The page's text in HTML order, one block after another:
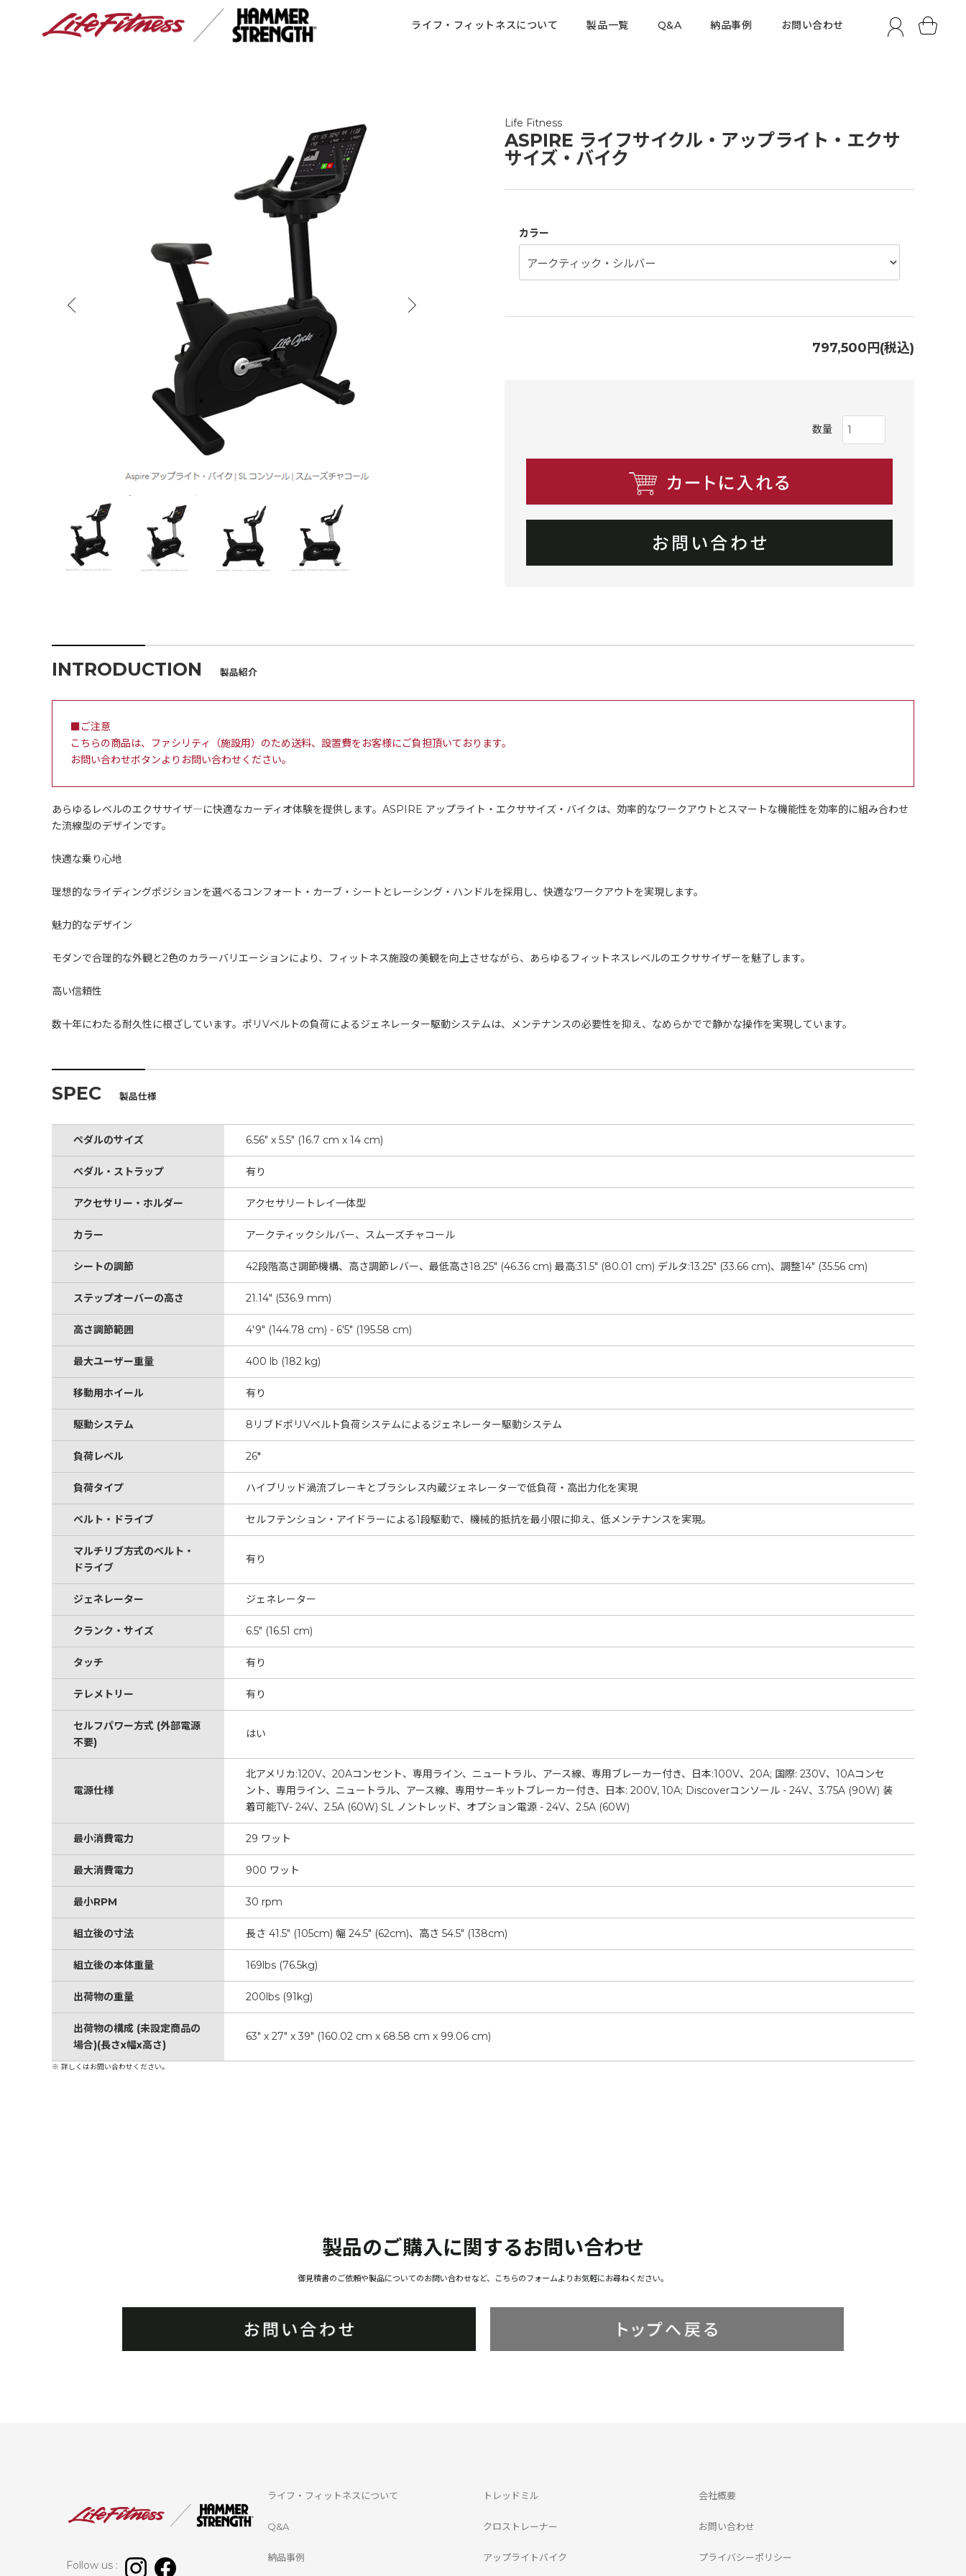
ライフ・フィットネスについて 製品一覧 Q&A 納品事例 お問い合わせ
Life Fitness
ASPIRE ライフサイクル・アップライト・エクサ
サイズ・バイク
カラー
797,500円(税込)
数量
INTRODUCTION 製品紹介
■ご注意
こちらの商品は、ファシリティ（施設用）のため送料、設置費をお客様にご負担頂いております。
お問い合わせボタンよりお問い合わせください。
あらゆるレベルのエクササイザ―に快適なカーディオ体験を提供します。ASPIRE アップライト・エクササイズ・バイクは、効率的なワークアウトとスマートな機能性を効率的に組み合わせ
た流線型のデザインです。
快適な乗り心地
理想的なライディングポジションを選べるコンフォート・カーブ・シートとレーシング・ハンドルを採用し、快適なワークアウトを実現します。
魅力的なデザイン
モダンで合理的な外観と2色のカラーバリエーションにより、フィットネス施設の美観を向上させながら、あらゆるフィットネスレベルのエクササイザーを魅了します。
高い信頼性
数十年にわたる耐久性に根ざしています。ポリVベルトの負荷によるジェネレーター駆動システムは、メンテナンスの必要性を抑え、なめらかでで静かな操作を実現しています。
SPEC 製品仕様
ペダルのサイズ 6.56" x 5.5" (16.7 cm x 14 cm)
ペダル・ストラップ 有り
アクセサリー・ホルダー アクセサリートレイ一体型
カラー アークティックシルバー、スムーズチャコール
シートの調節 42段階高さ調節機構、高さ調節レバー、最低高さ18.25" (46.36 cm) 最高:31.5" (80.01 cm) デルタ:13.25" (33.66 cm)、調整14" (35.56 cm)
ステップオーバーの高さ 21.14" (536.9 mm)
高さ調節範囲 4'9" (144.78 cm) - 6'5" (195.58 cm)
最大ユーザー重量 400 lb (182 kg)
移動用ホイール 有り
駆動システム 8リブドポリVベルト負荷システムによるジェネレーター駆動システム
負荷レベル 26*
負荷タイプ ハイブリッド渦流ブレーキとブラシレス内蔵ジェネレーターで低負荷・高出力化を実現
ベルト・ドライブ セルフテンション・アイドラーによる1段駆動で、機械的抵抗を最小限に抑え、低メンテナンスを実現。
マルチリブ方式のベルト・
ドライブ
有り
ジェネレーター ジェネレーター
クランク・サイズ 6.5" (16.51 cm)
タッチ 有り
テレメトリー 有り
セルフパワー方式 (外部電源
不要)
はい
電源仕様
北アメリカ:120V、20Aコンセント、専用ライン、ニュートラル、アース線、専用ブレーカー付き、日本:100V、20A; 国際: 230V、10Aコンセ
ント、専用ライン、ニュートラル、アース線、専用サーキットブレーカー付き、日本: 200V, 10A; Discoverコンソール - 24V、3.75A (90W) 装
着可能TV- 24V、2.5A (60W) SL ノントレッド、オプション電源 - 24V、2.5A (60W)
最小消費電力 29 ワット
最大消費電力 900 ワット
最小RPM 30 rpm
組立後の寸法 長さ 41.5" (105cm) 幅 24.5" (62cm)、高さ 54.5" (138cm)
組立後の本体重量 169lbs (76.5kg)
出荷物の重量 200lbs (91kg)
出荷物の構成 (未設定商品の
場合)(長さx幅x高さ)
63" x 27" x 39" (160.02 cm x 68.58 cm x 99.06 cm)
※ 詳しくはお問い合わせください。
製品のご購入に関するお問い合わせ
御見積書のご依頼や製品についてのお問い合わせなど、こちらのフォームよりお気軽にお尋ねください。
Follow us :
ライフ・フィットネスについて
Q&A
納品事例
トレッドミル
クロストレーナー
アップライトバイク
会社概要
お問い合わせ
プライバシーポリシー